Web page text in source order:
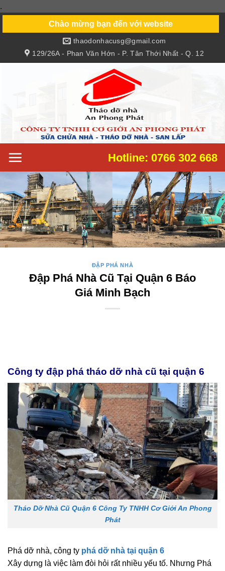
.
content
Chào mừng bạn đến với website
129/26A - Phan Văn Hớn - P. Tân Thới Nhất - Q. 12
thaodonhacusg@gmail.com
Hotline: 0766 302 668
ĐẬP PHÁ NHÀ
Đập Phá Nhà Cũ Tại Quận 6 Báo
Giá Minh Bạch
Công ty đập phá tháo dỡ nhà cũ tại quận 6
Tháo Dỡ Nhà Cũ Quận 6 Công Ty TNHH Cơ Giới An Phong
Phát
Phá dỡ nhà, công ty phá dỡ nhà tại quận 6
Xây dựng là việc làm đòi hỏi rất nhiều yếu tố. Nhưng Phá